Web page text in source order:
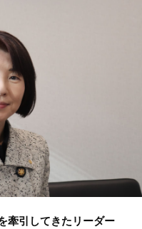
牽引してきたリーダー